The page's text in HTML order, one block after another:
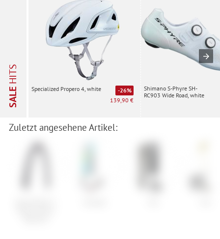
SALE
HITS
Specialized Propero 4, white
-26%
139,90 €
Shimano S-Phyre SH-
RC903 Wide Road, white
Zuletzt angesehene Artikel: